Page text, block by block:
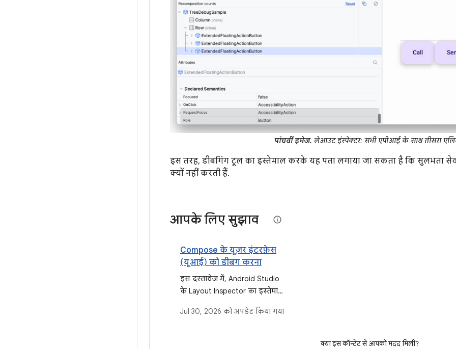
पांचवीं इमेज. लेआउट इंस्पेक्टर: सभी एपीआई के साथ तीसरा
इस तरह, डीबगिंग टूल का इस्तेमाल करके यह पता लगाया जा सकता है कि सुलभता
क्यों नहीं करती हैं.
आपके लिए सुझाव
Compose के यूज़र इंटरफ़ेस
(यूआई) को डीबग करना
इस दस्तावेज़ में, Android Studio
के Layout Inspector का इस्तेमाल
(यूआई) को डीबग करने का तरीका
Jul 30, 2026 को अपडेट किया गया
क्या इस कॉन्टेंट से आपको मदद मिली?